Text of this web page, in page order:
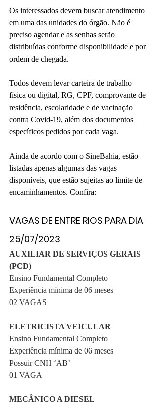
Os interessados devem buscar atendimento
em uma das unidades do órgão. Não é
preciso agendar e as senhas serão
distribuídas conforme disponibilidade e por
ordem de chegada.
Todos devem levar carteira de trabalho
física ou digital, RG, CPF, comprovante de
residência, escolaridade e de vacinação
contra Covid-19, além dos documentos
específicos pedidos por cada vaga.
Ainda de acordo com o SineBahia, estão
listadas apenas algumas das vagas
disponíveis, que estão sujeitas ao limite de
encaminhamentos. Confira:
VAGAS DE ENTRE RIOS PARA DIA
25/07/2023
AUXILIAR DE SERVIÇOS GERAIS
(PCD)
Ensino Fundamental Completo
Experiência mínima de 06 meses
02 VAGAS
ELETRICISTA VEICULAR
Ensino Fundamental Completo
Experiência mínima de 06 meses
Possuir CNH ‘AB’
01 VAGA
MECÂNICO A DIESEL